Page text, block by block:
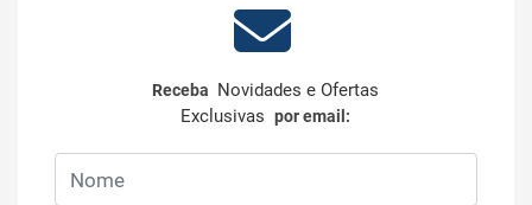
Receba Novidades e Ofertas
Exclusivaspor email: